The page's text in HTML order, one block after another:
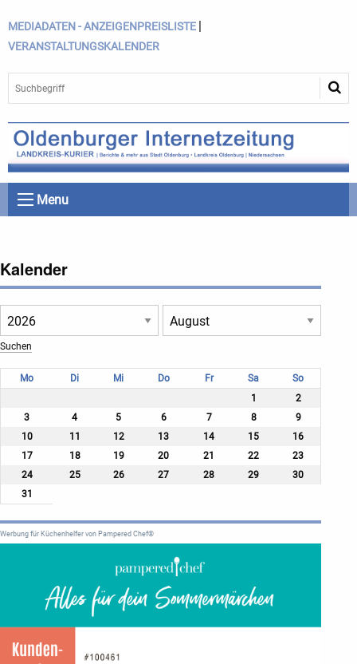
MEDIADATEN - ANZEIGENPREISLISTE |
VERANSTALTUNGSKALENDER
Menu
Kalender
Mo Di Mi Do Fr Sa
So
1
2
3
4 5 6 7 8
9
10
11 12 13 14 15
16
17
18 19 20 21 22
23
24
25 26 27 28 29
30
31
Werbung für Küchenhelfer von Pampered Chef®